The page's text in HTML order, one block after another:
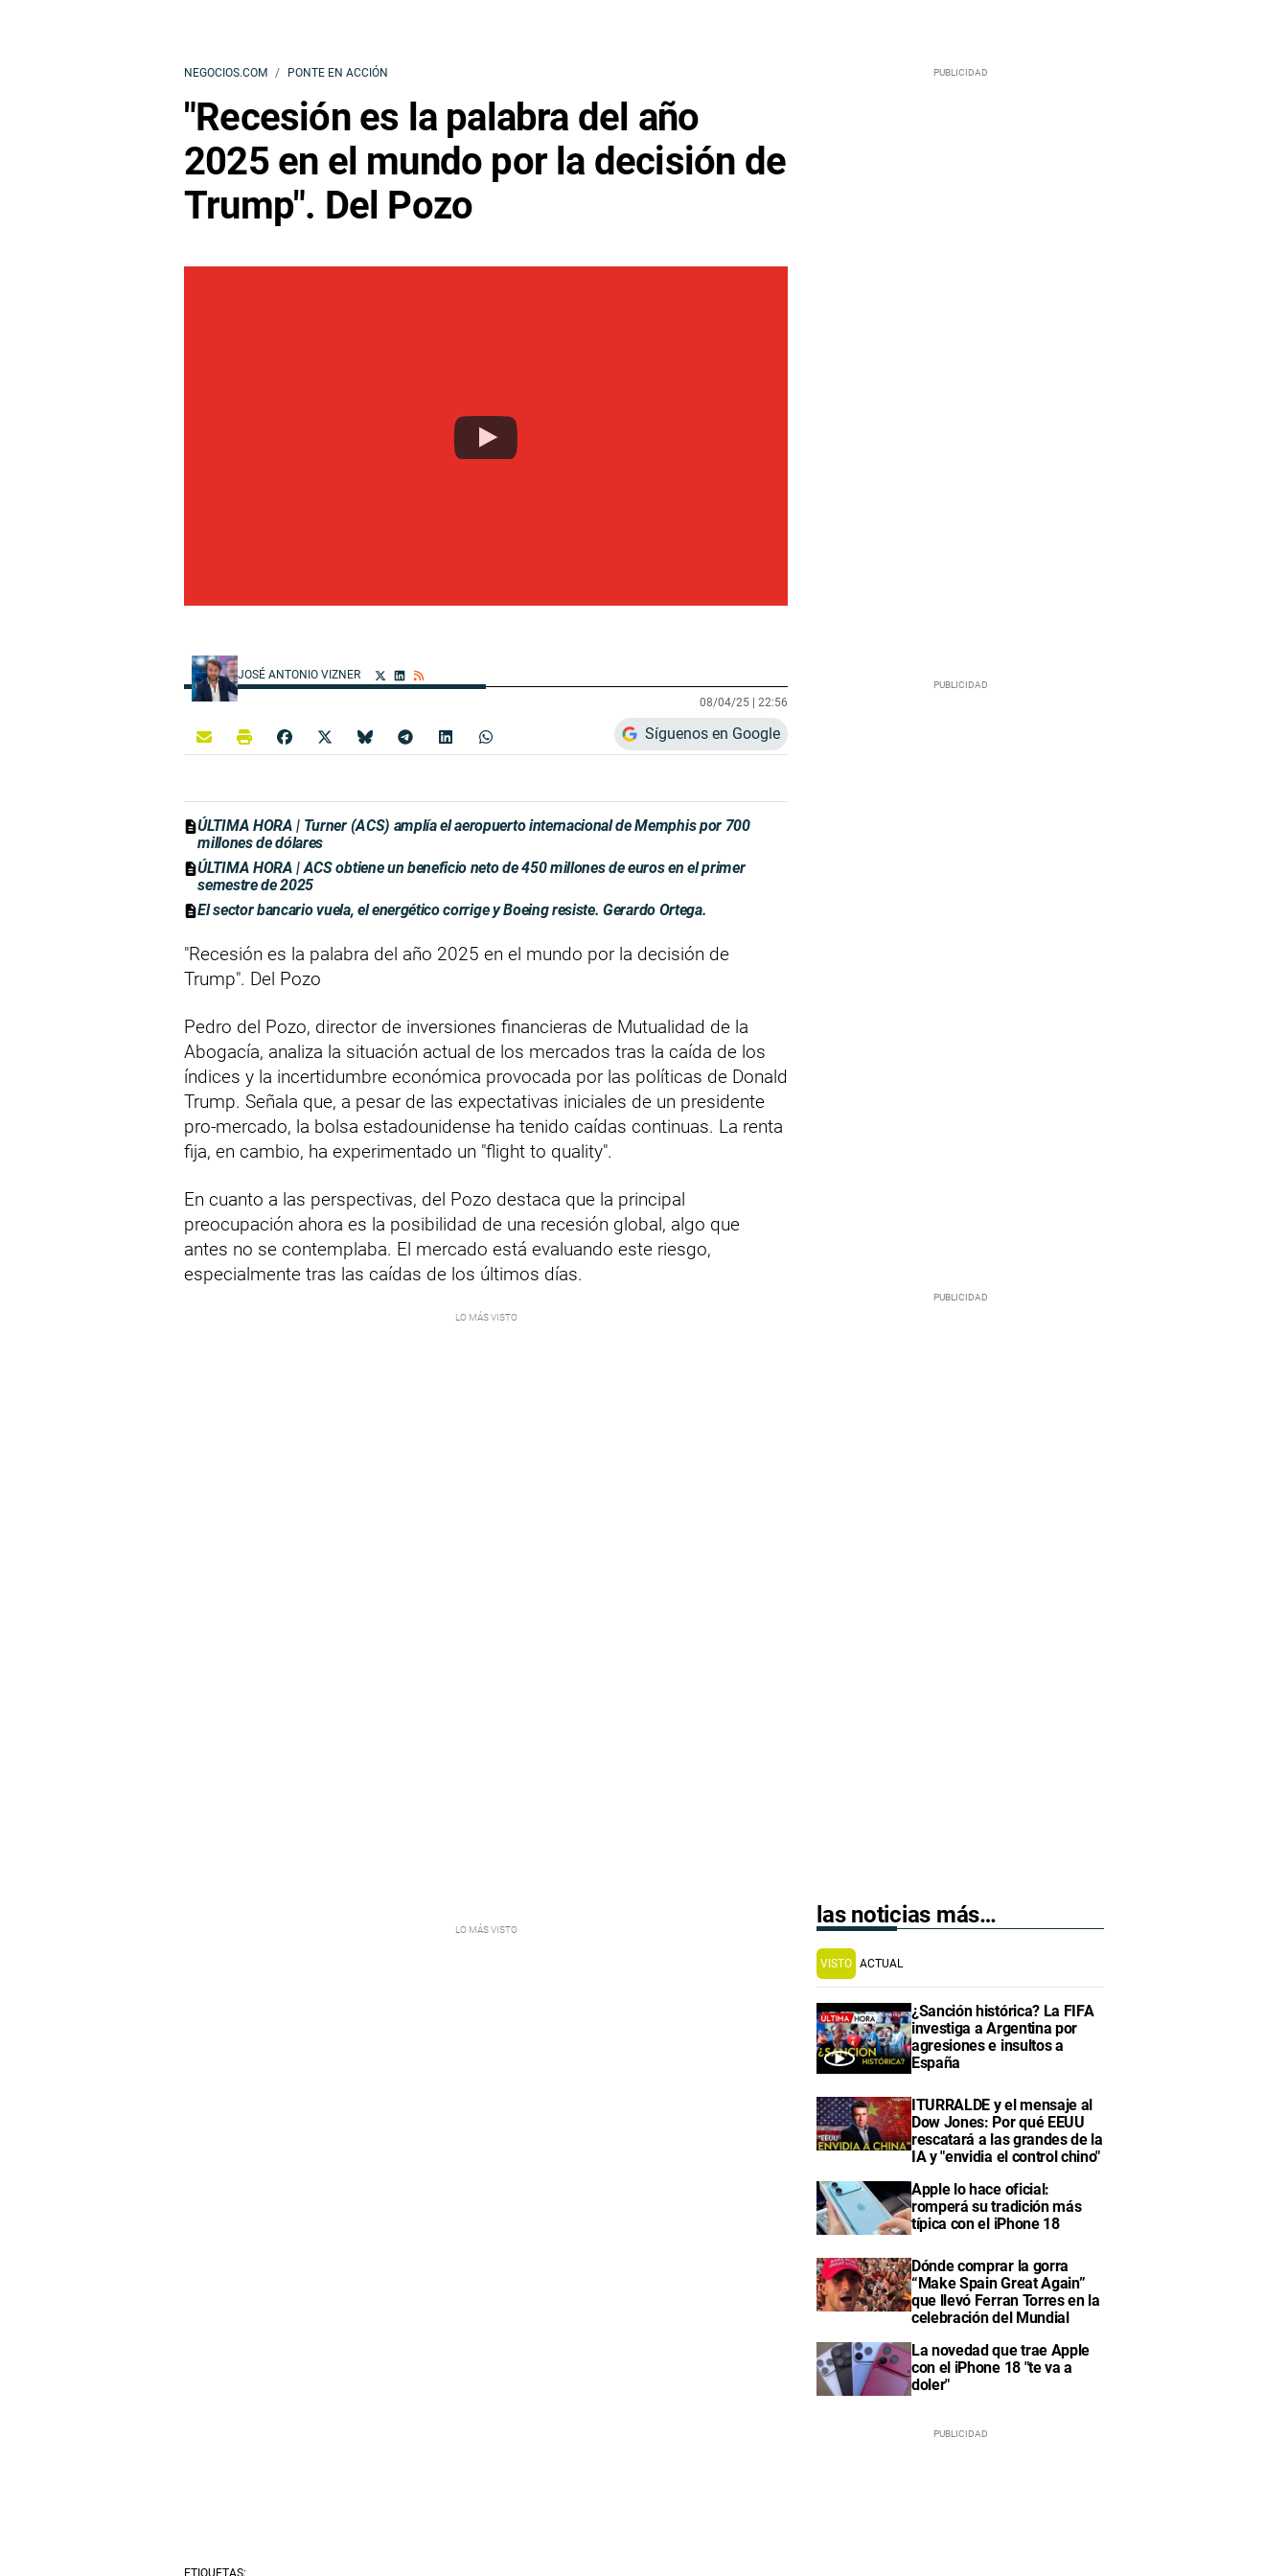
NEGOCIOS.COM PONTE EN ACCIÓN
"Recesión es la palabra del año
2025 en el mundo por la decisión de
Trump". Del Pozo
JOSÉ ANTONIO VIZNER
08/04/25 | 22:56
Síguenos en Google
ÚLTIMA HORA | Turner (ACS) amplía el aeropuerto internacional de Memphis por 700
millones de dólares
ÚLTIMA HORA | ACS obtiene un beneficio neto de 450 millones de euros en el primer
semestre de 2025
El sector bancario vuela, el energético corrige y Boeing resiste. Gerardo Ortega.
"Recesión es la palabra del año 2025 en el mundo por la decisión de
Trump". Del Pozo
Pedro del Pozo, director de inversiones financieras de Mutualidad de la
Abogacía, analiza la situación actual de los mercados tras la caída de los
índices y la incertidumbre económica provocada por las políticas de Donald
Trump. Señala que, a pesar de las expectativas iniciales de un presidente
pro-mercado, la bolsa estadounidense ha tenido caídas continuas. La renta
fija, en cambio, ha experimentado un "flight to quality".
En cuanto a las perspectivas, del Pozo destaca que la principal
preocupación ahora es la posibilidad de una recesión global, algo que
antes no se contemplaba. El mercado está evaluando este riesgo,
especialmente tras las caídas de los últimos días.
las noticias más…
VISTO ACTUAL
¿Sanción histórica? La FIFA
investiga a Argentina por
agresiones e insultos a
España
ITURRALDE y el mensaje al
Dow Jones: Por qué EEUU
rescatará a las grandes de la
IA y "envidia el control chino"
Apple lo hace oficial:
romperá su tradición más
típica con el iPhone 18
Dónde comprar la gorra
“Make Spain Great Again”
que llevó Ferran Torres en la
celebración del Mundial
La novedad que trae Apple
con el iPhone 18 "te va a
doler"